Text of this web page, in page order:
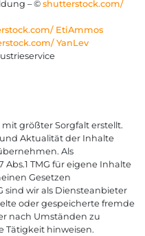
– © shutterstock.com/
EtiAmmos
YanLev
größter Sorgfalt erstellt.
Aktualität der Inhalte
Als
TMG für eigene Inhalte
Gesetzen
sind wir als Diensteanbieter
oder gespeicherte fremde
nach Umständen zu
Tätigkeit hinweisen.